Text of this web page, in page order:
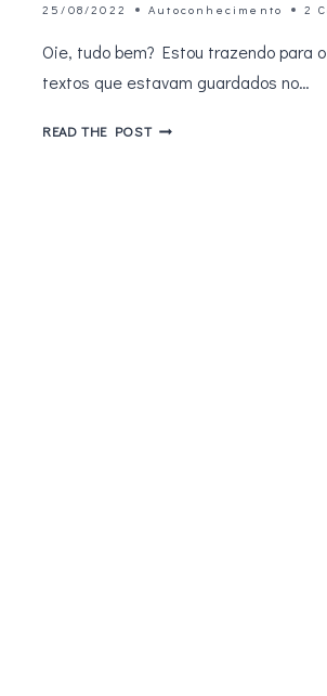
25/08/2022 Autoconhecimento 2
Oie, tudo bem? Estou trazendo para
textos que estavam guardados no…
READ THE POSTO